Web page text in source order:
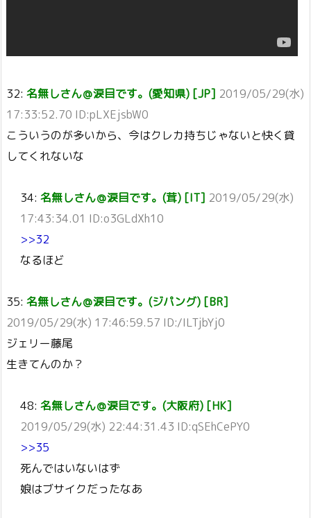
32: 名無しさん＠涙目です。(愛知県) [JP] 2019/05/29(水)
17:33:52.70 ID:pLXEjsbW0
こういうのが多いから、今はクレカ持ちじゃないと快く貸
してくれないな
34: 名無しさん＠涙目です。(茸) [IT] 2019/05/29(水)
17:43:34.01 ID:o3GLdXh10
>>32
なるほど
35: 名無しさん＠涙目です。(ジパング) [BR]
2019/05/29(水) 17:46:59.57 ID:/ILTjbYj0
ジェリー藤尾
生きてんのか？
48: 名無しさん＠涙目です。(大阪府) [HK]
2019/05/29(水) 22:44:31.43 ID:qSEhCePY0
>>35
死んではいないはず
娘はブサイクだったなあ